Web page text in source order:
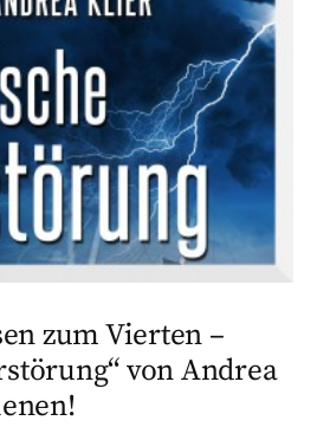
zum Vierten –
von Andrea